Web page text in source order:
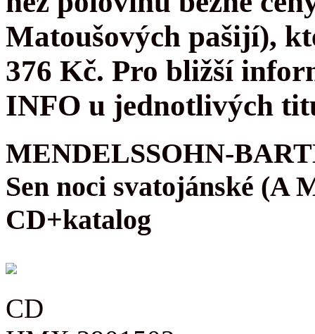
Matoušových pašijí),
376 Kč. Pro bližší
INFO u jednotlivých
MENDELSSOHN-
Sen noci svatojánské (A
CD+katalog
CD